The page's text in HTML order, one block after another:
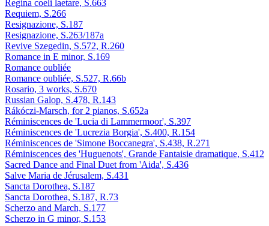
Regina coeli laetare, S.663
Requiem, S.266
Resignazione, S.187
Resignazione, S.263/187a
Revive Szegedin, S.572, R.260
Romance in E minor, S.169
Romance oubliée
Romance oubliée, S.527, R.66b
Rosario, 3 works, S.670
Russian Galop, S.478, R.143
Rákóczi-Marsch, for 2 pianos, S.652a
Réminiscences de 'Lucia di Lammermoor', S.397
Réminiscences de 'Lucrezia Borgia', S.400, R.154
Réminiscences de 'Simone Boccanegra', S.438, R.271
Réminiscences des 'Huguenots', Grande Fantaisie dramatique, S.412
Sacred Dance and Final Duet from 'Aida', S.436
Salve Maria de Jérusalem, S.431
Sancta Dorothea, S.187
Sancta Dorothea, S.187, R.73
Scherzo and March, S.177
Scherzo in G minor, S.153